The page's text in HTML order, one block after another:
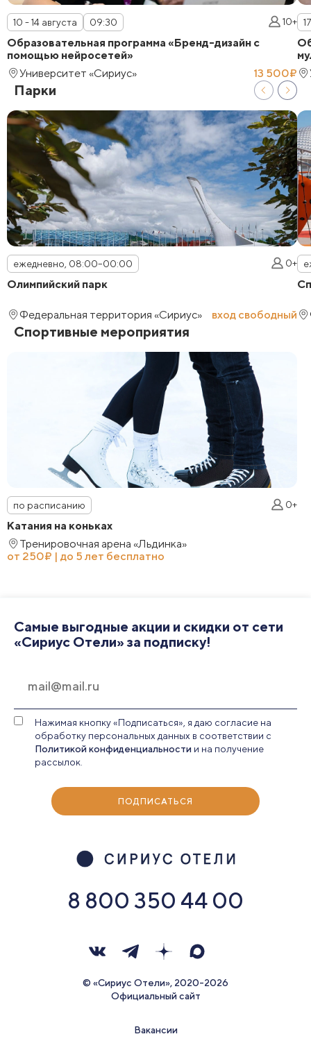
10 - 14 августа 09:30 10+
Образовательная программа «Бренд-дизайн с
помощью нейросетей»
Университет «Сириус»
13 500₽
Парки
ежедневно, 08:00–00:00 0+
Олимпийский парк
Федеральная территория «Сириус» вход свободный
Спортивные мероприятия
по расписанию 0+
Катания на коньках
Тренировочная арена «Льдинка»
от 250₽ | до 5 лет бесплатно
8 800 350 44 00
© «Сириус Отели», 2020-2026
Официальный сайт
Вакансии
Самые выгодные акции и скидки от сети
«Сириус Отели» за подписку!
Нажимая кнопку «Подписаться», я даю согласие на
обработку персональных данных в соответствии с
Политикой конфиденциальности и на получение
рассылок.
ПОДПИСАТЬСЯ